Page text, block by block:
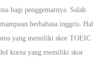
bagi penggemarnya. Salah
berbahasa inggris. Hal
yang memiliki skor TOEIC
korea yang memiliki skor